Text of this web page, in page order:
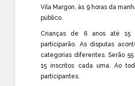
Vila Margon, às 9 horas da
público.
Crianças de 6 anos até 15
participarão. As disputas
categorias diferentes. Serão
15 inscritos cada uma. Ao
participantes.